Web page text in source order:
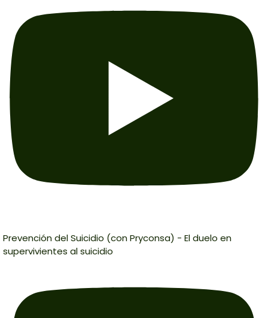
Prevención del Suicidio (con Pryconsa) - El duelo en
supervivientes al suicidio